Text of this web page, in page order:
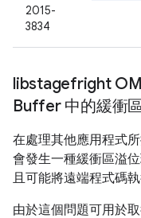
2015-
3834
libstagefright
Buffer 中的緩衝
在處理其他應用程式
會發生一種緩衝區溢
且可能將遠端程式碼
由於這個問題可用於